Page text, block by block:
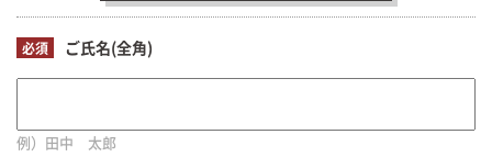
必須 ご氏名(全角)
例）田中 太郎